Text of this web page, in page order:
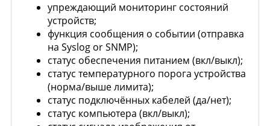
упреждающий мониторинг состояний
устройств;
функция сообщения о событии (отправка
на Syslog or SNMP);
статус обеспечения питанием (вкл/выкл);
статус температурного порога устройства
(норма/выше лимита);
статус подключённых кабелей (да/нет);
статус компьютера (вкл/выкл);